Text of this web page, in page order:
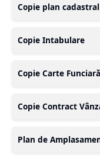
Copie plan cadastral
Copie Intabulare
Copie Carte
Copie Contract
Plan de